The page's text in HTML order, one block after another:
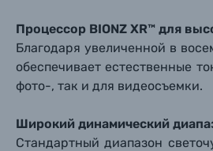
Процессор BIONZ XR™ для
Благодаря увеличенной в
обеспечивает естественные
фото-, так и для видеосъемки.
Широкий динамический
Стандартный диапазон